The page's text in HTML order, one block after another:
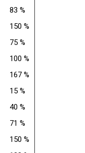
83 %
150 %
75 %
100 %
167 %
15 %
40 %
71 %
150 %